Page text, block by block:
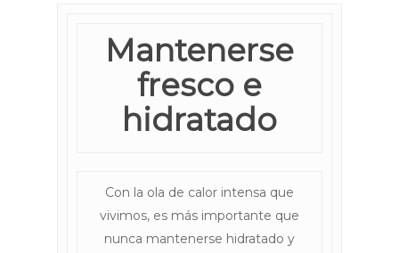
Mantenerse
fresco e
hidratado
Con la ola de calor intensa que
vivimos, es más importante que
nunca mantenerse hidratado y